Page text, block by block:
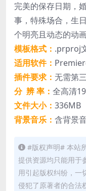
完美的保存日期，
事，特殊场合，生
个明亮且动态的动
模板格式： .prproj
适用软件：
插件要求： 无需第
分 辨 率： 全高清
文件大小： 336MB
背景音乐： 含背景
#版权声明# 本站
提供资源均只能用于
用引起版权纠纷，一
侵犯了原著者的合法